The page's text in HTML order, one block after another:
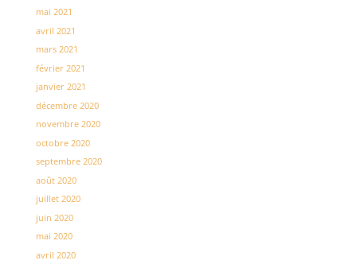
mai 2021
avril 2021
mars 2021
février 2021
janvier 2021
décembre 2020
novembre 2020
octobre 2020
septembre 2020
août 2020
juillet 2020
juin 2020
mai 2020
avril 2020